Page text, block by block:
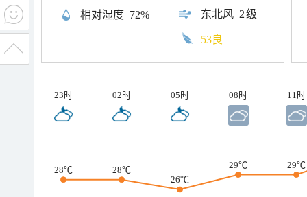
相对湿度 72% 东北风 2级
53良
23时 02时 05时 08时 11时
28℃
28℃
26℃
29℃ 29℃